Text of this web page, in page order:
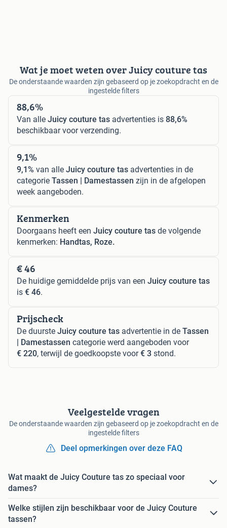
Wat je moet weten over Juicy couture tas
De onderstaande waarden zijn gebaseerd op je zoekopdracht en de
ingestelde filters
88,6%
Van alle Juicy couture tas advertenties is 88,6%
beschikbaar voor verzending.
9,1%
9,1% van alle Juicy couture tas advertenties in de
categorie Tassen | Damestassen zijn in de afgelopen
week aangeboden.
Kenmerken
Doorgaans heeft een Juicy couture tas de volgende
kenmerken: Handtas, Roze.
€ 46
De huidige gemiddelde prijs van een Juicy couture tas
is € 46.
Prijscheck
De duurste Juicy couture tas advertentie in de Tassen
| Damestassen categorie werd aangeboden voor
€ 220, terwijl de goedkoopste voor€ 3 stond.
Veelgestelde vragen
De onderstaande waarden zijn gebaseerd op je zoekopdracht en de
ingestelde filters
Deel opmerkingen over deze FAQ
Wat maakt de Juicy Couture tas zo speciaal voor
dames?
Welke stijlen zijn beschikbaar voor de Juicy Couture
tassen?